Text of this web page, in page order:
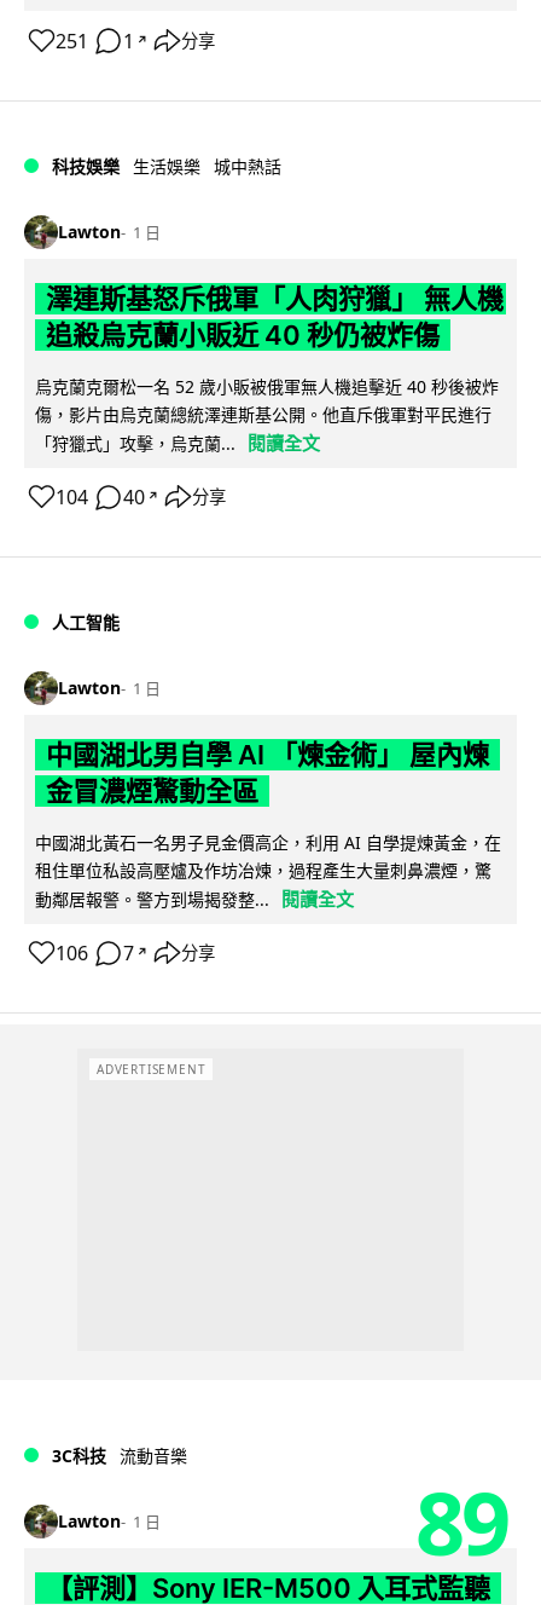
251 1 ↗ 分享
科技娛樂 生活娛樂 城中熱話
Lawton 1 日
澤連斯基怒斥俄軍「人肉狩獵」 無人機
追殺烏克蘭小販近 40 秒仍被炸傷
烏克蘭克爾松一名 52 歲小販被俄軍無人機追擊近 40 秒後被炸
傷，影片由烏克蘭總統澤連斯基公開。他直斥俄軍對平民進行
「狩獵式」攻擊，烏克蘭...
閱讀全文
104 40 ↗ 分享
人工智能
Lawton 1 日
中國湖北男自學 AI 「煉金術」 屋內煉
金冒濃煙驚動全區
中國湖北黃石一名男子見金價高企，利用 AI 自學提煉黃金，在
租住單位私設高壓爐及作坊冶煉，過程產生大量刺鼻濃煙，驚
動鄰居報警。警方到場揭發整...
閱讀全文
106 7 ↗ 分享
ADVERTISEMENT
3C科技 流動音樂
Lawton 1 日 89
【評測】Sony IER-M500 入耳式監聽